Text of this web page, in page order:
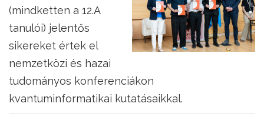
(mindketten a 12.A
tanulói) jelentős
sikereket értek el
nemzetközi és hazai
tudományos konferenciákon
kvantuminformatikai kutatásaikkal.